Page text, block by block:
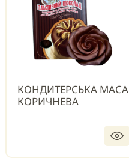
КОНДИТЕРСЬКА МАСА
КОРИЧНЕВА